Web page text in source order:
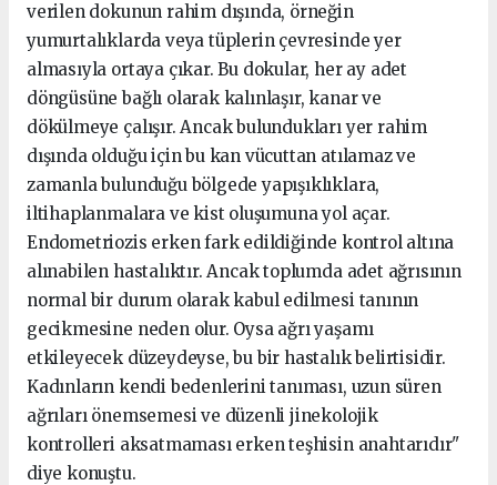
verilen dokunun rahim dışında, örneğin
yumurtalıklarda veya tüplerin çevresinde yer
almasıyla ortaya çıkar. Bu dokular, her ay adet
döngüsüne bağlı olarak kalınlaşır, kanar ve
dökülmeye çalışır. Ancak bulundukları yer rahim
dışında olduğu için bu kan vücuttan atılamaz ve
zamanla bulunduğu bölgede yapışıklıklara,
iltihaplanmalara ve kist oluşumuna yol açar.
Endometriozis erken fark edildiğinde kontrol altına
alınabilen hastalıktır. Ancak toplumda adet ağrısının
normal bir durum olarak kabul edilmesi tanının
gecikmesine neden olur. Oysa ağrı yaşamı
etkileyecek düzeydeyse, bu bir hastalık belirtisidir.
Kadınların kendi bedenlerini tanıması, uzun süren
ağrıları önemsemesi ve düzenli jinekolojik
kontrolleri aksatmaması erken teşhisin anahtarıdır"
diye konuştu.